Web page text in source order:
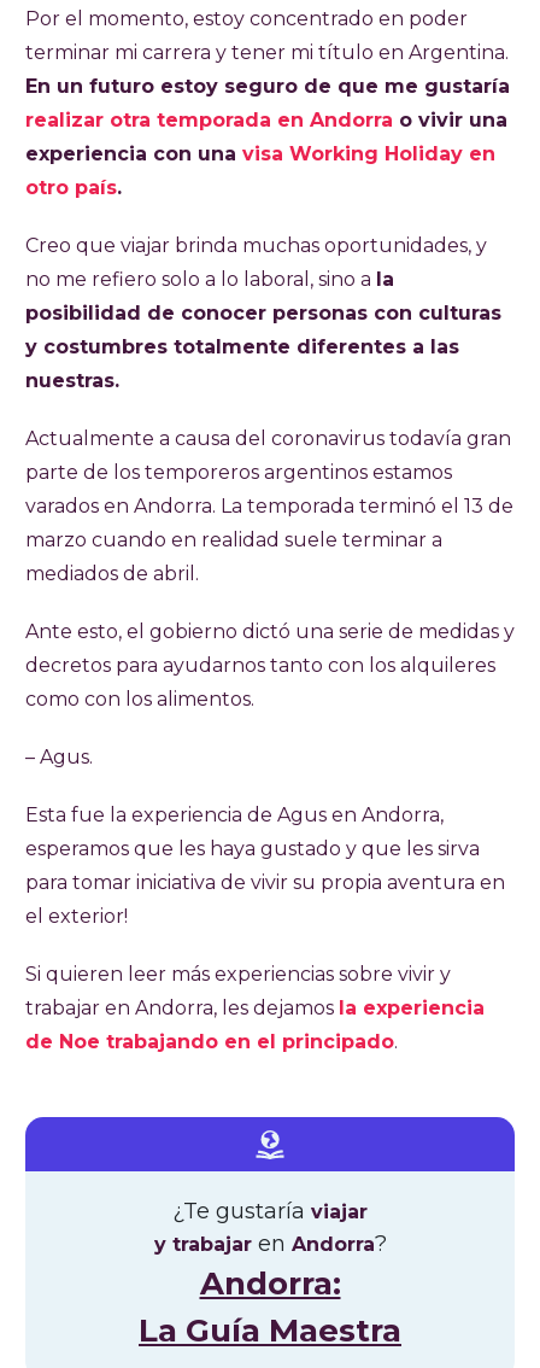
Por el momento, estoy concentrado en poder
terminar mi carrera y tener mi título en Argentina.
En un futuro estoy seguro de que me gustaría
realizar otra temporada en Andorra o vivir una
experiencia con una visa Working Holiday en
otro país.
Creo que viajar brinda muchas oportunidades, y
no me refiero solo a lo laboral, sino a la
posibilidad de conocer personas con culturas
y costumbres totalmente diferentes a las
nuestras.
Actualmente a causa del coronavirus todavía gran
parte de los temporeros argentinos estamos
varados en Andorra. La temporada terminó el 13 de
marzo cuando en realidad suele terminar a
mediados de abril.
Ante esto, el gobierno dictó una serie de medidas y
decretos para ayudarnos tanto con los alquileres
como con los alimentos.
– Agus.
Esta fue la experiencia de Agus en Andorra,
esperamos que les haya gustado y que les sirva
para tomar iniciativa de vivir su propia aventura en
el exterior!
Si quieren leer más experiencias sobre vivir y
trabajar en Andorra, les dejamos la experiencia
de Noe trabajando en el principado.
¿Te gustaría viajar
y trabajaren Andorra?
Andorra:
La Guía Maestra